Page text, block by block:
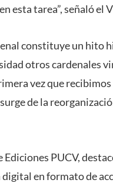
esta tarea”, señaló el
constituye un hito
otros cardenales
vez que
de la
PUCV,
en formato de